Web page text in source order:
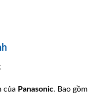
của Panasonic. Bao gồm